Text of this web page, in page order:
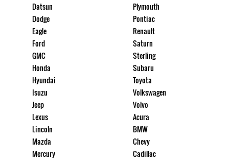
Datsun
Dodge
Eagle
Ford
GMC
Honda
Hyundai
Isuzu
Jeep
Lexus
Lincoln
Mazda
Mercury
Plymouth
Pontiac
Renault
Saturn
Sterling
Subaru
Toyota
Volkswagen
Volvo
Acura
BMW
Chevy
Cadillac